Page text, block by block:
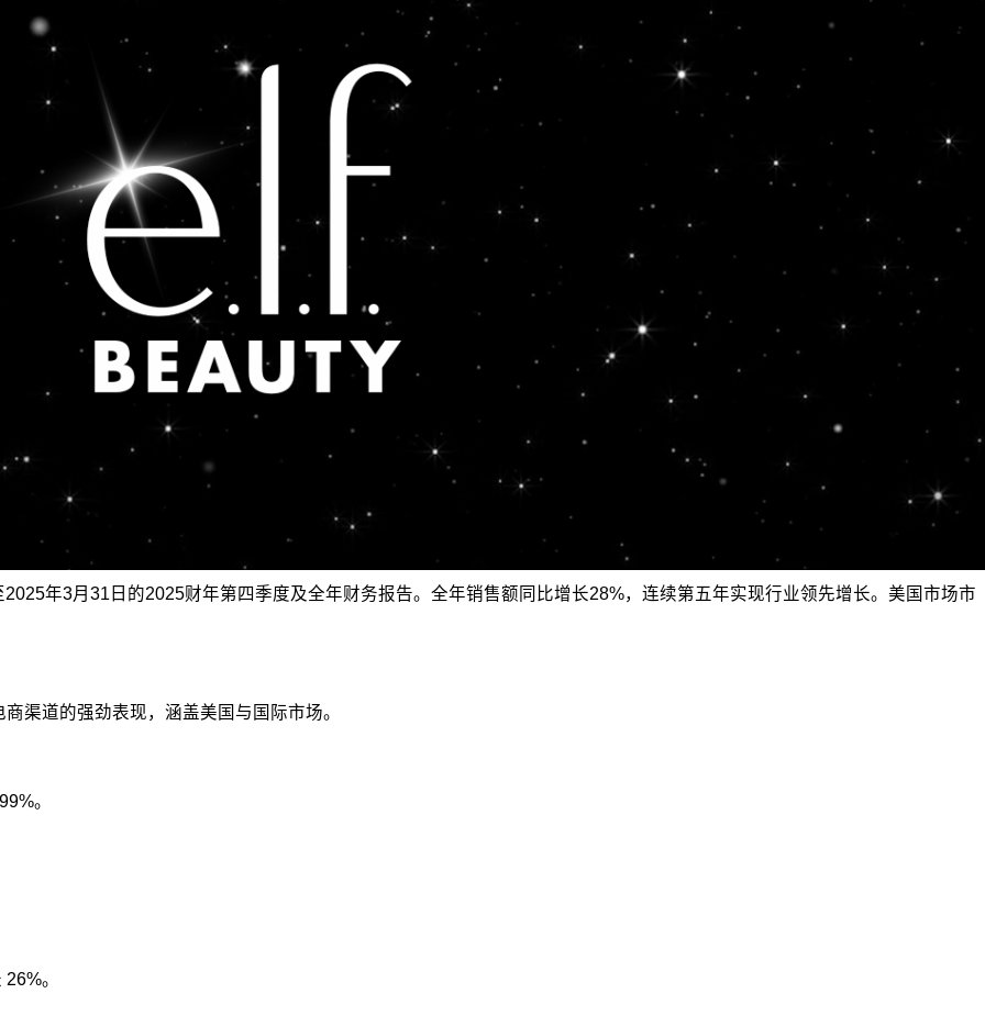
年3月31日的2025财年第四季度及全年财务报告。全年销售额同比增长28%，连续第五年实现行业领先增长。美国市场市
渠道的强劲表现，涵盖美国与国际市场。
。
。